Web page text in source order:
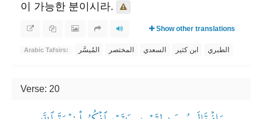
이 가능한 분이시라.
Show other translations
Arabic Tafsirs: المُيسَّر المختصر السعدي ابن كثير الطبري
Verse: 20